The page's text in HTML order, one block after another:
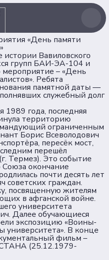
«День памяти
Вавиловского
групп БАИ-ЭА-104 и
– «День
Ребята
памятной даты —
служебный долг
1989 года, последняя
территорию
ограниченным
Борис Всеволодович
пересёк мост,
перешёл
Термез). Это событие
Союза окончание
почти десять лет
советских граждан.
посвященную жителям
в афганской войне.
университета
Далее обучающиеся
экспозицию «Воины-
университета». В конце
фильм –
(25.12.1979-